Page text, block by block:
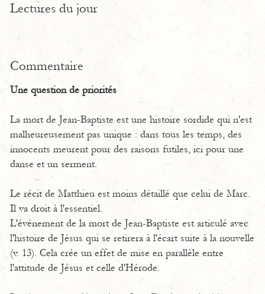
Lectures du jour
Commentaire
Une question de priorités
La mort de Jean-Baptiste est une histoire sordide qui n'est
malheureusement pas unique : dans tous les temps, des
innocents meurent pour des raisons futiles, ici pour une
danse et un serment.
Le récit de Matthieu est moins détaillé que celui de Marc.
Il va droit à l'essentiel.
L'événement de la mort de Jean-Baptiste est articulé avec
l'histoire de Jésus qui se retirera à l'écart suite à la nouvelle
(v. 13). Cela crée un effet de mise en parallèle entre
l'attitude de Jésus et celle d'Hérode.